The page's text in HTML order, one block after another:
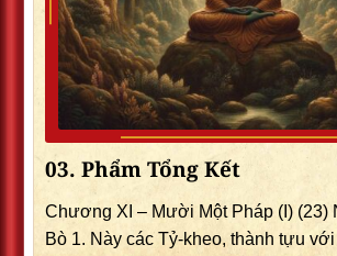
03. Phẩm Tổng Kết
Chương XI – Mười Một Pháp (I) (23)
Bò 1. Này các Tỷ-kheo, thành tựu